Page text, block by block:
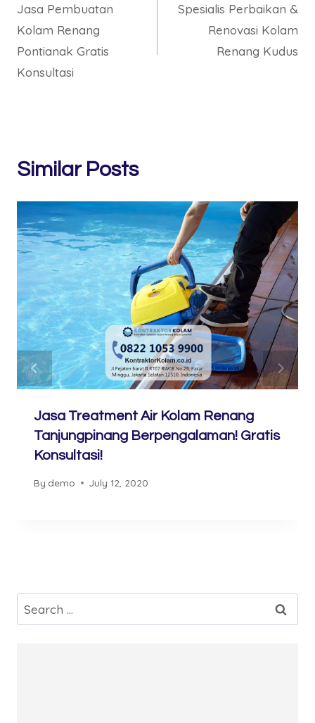
navigation
Jasa Pembuatan
Kolam Renang
Pontianak Gratis
Konsultasi
Spesialis Perbaikan &
Renovasi Kolam
Renang Kudus
Similar Posts
Jasa Treatment Air Kolam Renang
Tanjungpinang Berpengalaman! Gratis
Konsultasi!
By demo July 12, 2020
Search
for: